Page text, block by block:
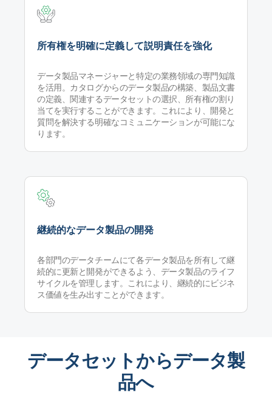
所有権を明確に定義して説明責任を強化
データ製品マネージャーと特定の業務領域の専門知識
を活用。カタログからのデータ製品の構築、製品文書
の定義、関連するデータセットの選択、所有権の割り
当てを実行することができます。これにより、開発と
質問を解決する明確なコミュニケーションが可能にな
ります。
継続的なデータ製品の開発
各部門のデータチームにて各データ製品を所有して継
続的に更新と開発ができるよう、データ製品のライフ
サイクルを管理します。これにより、継続的にビジネ
ス価値を生み出すことができます。
データセットからデータ製
品へ